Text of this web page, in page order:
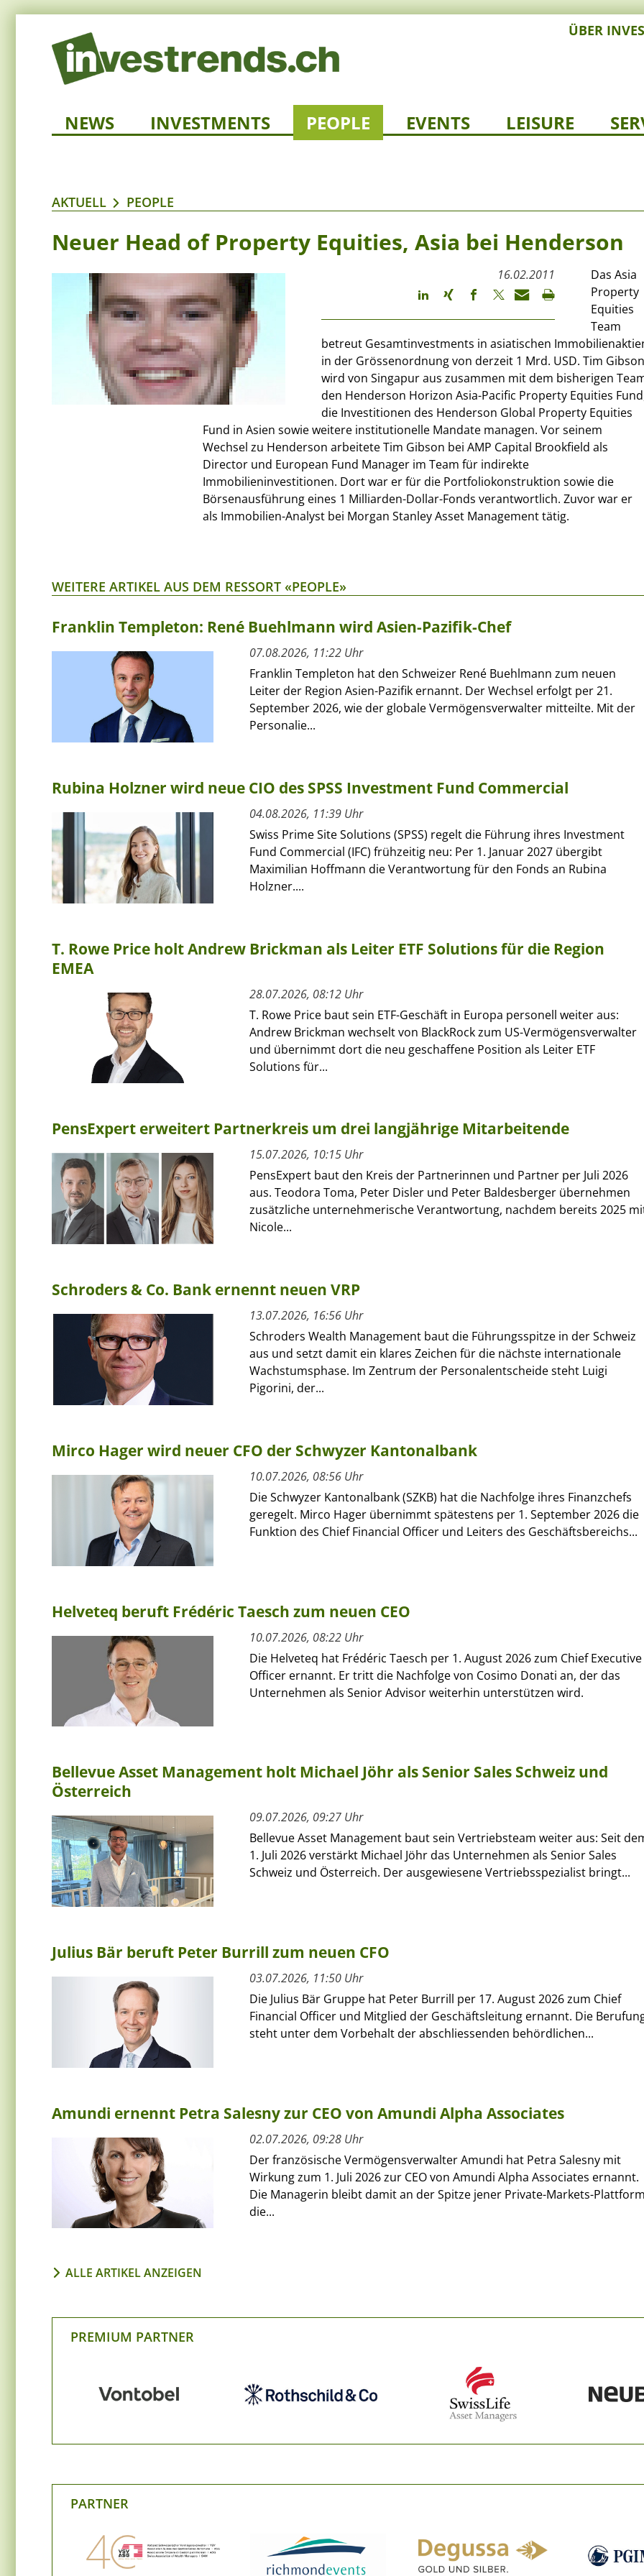
ÜBER
NEWS INVESTMENTS PEOPLE EVENTS LEISURE
AKTUELL PEOPLE
Neuer Head of Property Equities, Asia bei Henderson
16.02.2011
Das Asia
Property
Equities
Team
betreut Gesamtinvestments in asiatischen
in der Grössenordnung von derzeit 1 Mrd. USD. Tim Gibson
wird von Singapur aus zusammen mit dem bisherigen
den Henderson Horizon Asia-Pacific Property Equities
die Investitionen des Henderson Global Property Equities
Fund in Asien sowie weitere institutionelle Mandate managen. Vor seinem
Wechsel zu Henderson arbeitete Tim Gibson bei AMP Capital Brookfield als
Director und European Fund Manager im Team für indirekte
Immobilieninvestitionen. Dort war er für die Portfoliokonstruktion sowie die
Börsenausführung eines 1 Milliarden-Dollar-Fonds verantwortlich. Zuvor war er
als Immobilien-Analyst bei Morgan Stanley Asset Management tätig.
WEITERE ARTIKEL AUS DEM RESSORT «PEOPLE»
Franklin Templeton: René Buehlmann wird Asien-Pazifik-Chef
07.08.2026, 11:22 Uhr
Franklin Templeton hat den Schweizer René Buehlmann zum neuen
Leiter der Region Asien-Pazifik ernannt. Der Wechsel erfolgt per 21.
September 2026, wie der globale Vermögensverwalter mitteilte. Mit der
Personalie...
Rubina Holzner wird neue CIO des SPSS Investment Fund Commercial
04.08.2026, 11:39 Uhr
Swiss Prime Site Solutions (SPSS) regelt die Führung ihres Investment
Fund Commercial (IFC) frühzeitig neu: Per 1. Januar 2027 übergibt
Maximilian Hoffmann die Verantwortung für den Fonds an Rubina
Holzner....
T. Rowe Price holt Andrew Brickman als Leiter ETF Solutions für die Region
EMEA
28.07.2026, 08:12 Uhr
T. Rowe Price baut sein ETF-Geschäft in Europa personell weiter aus:
Andrew Brickman wechselt von BlackRock zum US-Vermögensverwalter
und übernimmt dort die neu geschaffene Position als Leiter ETF
Solutions für...
PensExpert erweitert Partnerkreis um drei langjährige Mitarbeitende
15.07.2026, 10:15 Uhr
PensExpert baut den Kreis der Partnerinnen und Partner per Juli 2026
aus. Teodora Toma, Peter Disler und Peter Baldesberger übernehmen
zusätzliche unternehmerische Verantwortung, nachdem bereits 2025
Nicole...
Schroders & Co. Bank ernennt neuen VRP
13.07.2026, 16:56 Uhr
Schroders Wealth Management baut die Führungsspitze in der Schweiz
aus und setzt damit ein klares Zeichen für die nächste internationale
Wachstumsphase. Im Zentrum der Personalentscheide steht Luigi
Pigorini, der...
Mirco Hager wird neuer CFO der Schwyzer Kantonalbank
10.07.2026, 08:56 Uhr
Die Schwyzer Kantonalbank (SZKB) hat die Nachfolge ihres Finanzchefs
geregelt. Mirco Hager übernimmt spätestens per 1. September 2026 die
Funktion des Chief Financial Officer und Leiters des Geschäftsbereichs...
Helveteq beruft Frédéric Taesch zum neuen CEO
10.07.2026, 08:22 Uhr
Die Helveteq hat Frédéric Taesch per 1. August 2026 zum Chief Executive
Officer ernannt. Er tritt die Nachfolge von Cosimo Donati an, der das
Unternehmen als Senior Advisor weiterhin unterstützen wird.
Bellevue Asset Management holt Michael Jöhr als Senior Sales Schweiz und
Österreich
09.07.2026, 09:27 Uhr
Bellevue Asset Management baut sein Vertriebsteam weiter aus: Seit
1. Juli 2026 verstärkt Michael Jöhr das Unternehmen als Senior Sales
Schweiz und Österreich. Der ausgewiesene Vertriebsspezialist bringt...
Julius Bär beruft Peter Burrill zum neuen CFO
03.07.2026, 11:50 Uhr
Die Julius Bär Gruppe hat Peter Burrill per 17. August 2026 zum Chief
Financial Officer und Mitglied der Geschäftsleitung ernannt. Die
steht unter dem Vorbehalt der abschliessenden behördlichen...
Amundi ernennt Petra Salesny zur CEO von Amundi Alpha Associates
02.07.2026, 09:28 Uhr
Der französische Vermögensverwalter Amundi hat Petra Salesny mit
Wirkung zum 1. Juli 2026 zur CEO von Amundi Alpha Associates ernannt.
Die Managerin bleibt damit an der Spitze jener Private-Markets-
die...
ALLE ARTIKEL ANZEIGEN
PREMIUM PARTNER
PARTNER